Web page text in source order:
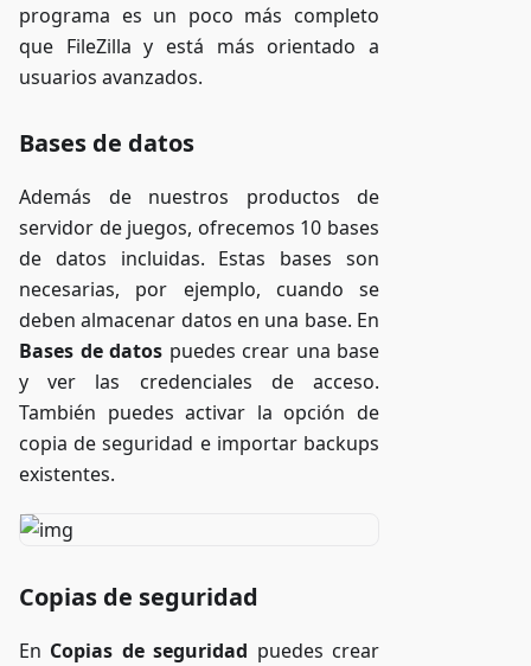
programa es un poco más completo
que FileZilla y está más orientado a
usuarios avanzados.
Bases de datos
Además de nuestros productos de
servidor de juegos, ofrecemos 10 bases
de datos incluidas. Estas bases son
necesarias, por ejemplo, cuando se
deben almacenar datos en una base. En
Bases de datos puedes crear una base
y ver las credenciales de acceso.
También puedes activar la opción de
copia de seguridad e importar backups
existentes.
Copias de seguridad
En Copias de seguridad puedes crear